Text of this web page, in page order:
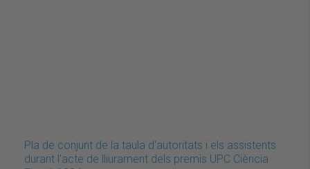
Pla de conjunt de la taula d'autoritats i els assistents
durant l'acte de lliurament dels premis UPC Ciència